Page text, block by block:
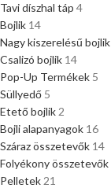
Tavi díszhal táp 4
Bojlik 14
Nagy kiszerelésű bojlik
Csalizó bojlik 14
Pop-Up Termékek 5
Süllyedő 5
Etető bojlik 2
Bojli alapanyagok 16
Száraz összetevők 14
Folyékony összetevők
Pelletek 21